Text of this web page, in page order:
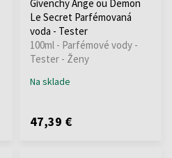
Givenchy Ange ou Demon
Le Secret Parfémovaná
voda - Tester
100ml - Parfémové vody -
Tester - Ženy
Na sklade
47,39 €